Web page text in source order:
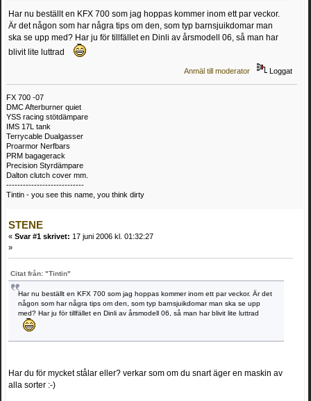
Har nu beställt en KFX 700 som jag hoppas kommer inom ett par veckor.
Är det någon som har några tips om den, som typ barnsjuikdomar man
ska se upp med? Har ju för tillfället en Dinli av årsmodell 06, så man har
blivit lite luttrad
Anmäl till moderator Loggat
FX 700 -07
DMC Afterburner quiet
YSS racing stötdämpare
IMS 17L tank
Terrycable Dualgasser
Proarmor Nerfbars
PRM bagagerack
Precision Styrdämpare
Dalton clutch cover mm.
----------------------------
Tintin - you see this name, you think dirty
STENE
« Svar #1 skrivet: 17 juni 2006 kl. 01:32:27
»
Citat från: "Tintin"
Har nu beställt en KFX 700 som jag hoppas kommer inom ett par veckor. Är det
någon som har några tips om den, som typ barnsjuikdomar man ska se upp
med? Har ju för tillfället en Dinli av årsmodell 06, så man har blivit lite luttrad
Har du för mycket stålar eller? verkar som om du snart äger en maskin av
alla sorter :-)